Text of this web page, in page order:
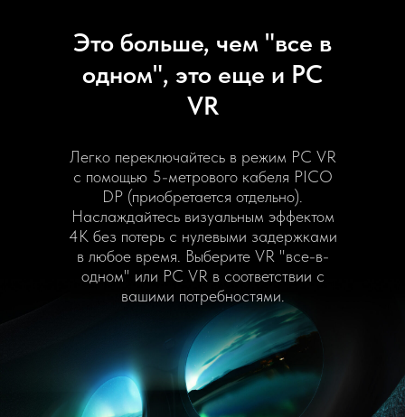
Это больше, чем "все в
одном", это еще и PC
VR
Легко переключайтесь в режим PC VR
с помощью 5-метрового кабеля PICO
DP (приобретается отдельно).
Наслаждайтесь визуальным эффектом
4K без потерь с нулевыми задержками
в любое время. Выберите VR "все-в-
одном" или PC VR в соответствии с
вашими потребностями.